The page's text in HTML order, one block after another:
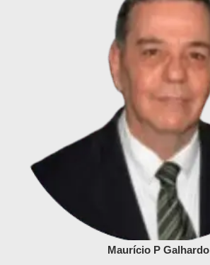
Maurício P Galhardo